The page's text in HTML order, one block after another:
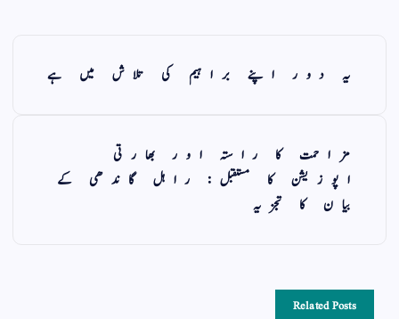
یہ دور اپنے براہیم کی تلاش میں ہے
مزاحمت کا راستہ اور بھارتی
اپوزیشن کا مستقبل: راہل گاندھی کے
بیان کا تجزیہ
Related Posts